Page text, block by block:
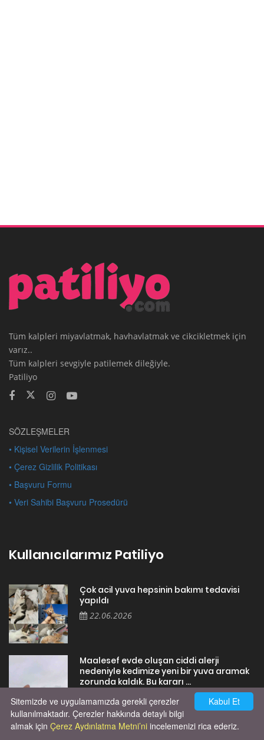
Tüm kalpleri miyavlatmak, havhavlatmak ve cikcikletmek için
varız..
Tüm kalpleri sevgiyle patilemek dileğiyle.
Patiliyo
SÖZLEŞMELER
• Kişisel Verilerin İşlenmesi
• Çerez Gizlilik Politikası
• Başvuru Formu
• Veri Sahibi Başvuru Prosedürü
Kullanıcılarımız Patiliyo
Çok acil yuva hepsinin bakımı tedavisi
yapıldı
22.06.2026
Maalesef evde oluşan ciddi alerji
nedeniyle kedimize yeni bir yuva aramak
zorunda kaldık. Bu kararı ...
17.05.2026 Kabul Et
Sitemizde ve uygulamamızda gerekli çerezler
kullanılmaktadır. Çerezler hakkında detaylı bilgi
almak için Çerez Aydınlatma Metni’ni incelemenizi rica ederiz.